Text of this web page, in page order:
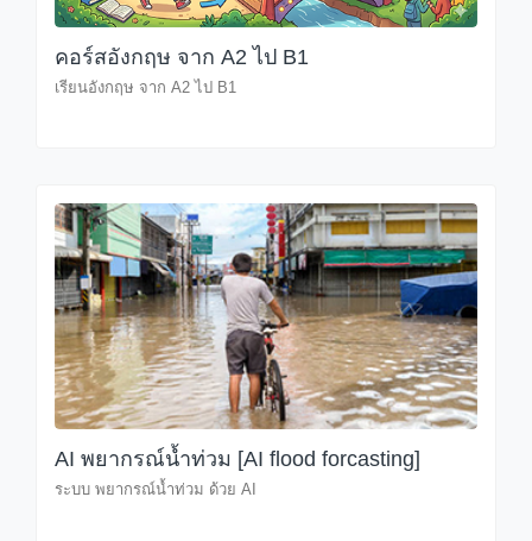
คอร์สอังกฤษ จาก A2 ไป B1
เรียนอังกฤษ จาก A2 ไป B1
AI พยากรณ์น้ำท่วม [AI flood forcasting]
ระบบ พยากรณ์น้ำท่วม ด้วย AI